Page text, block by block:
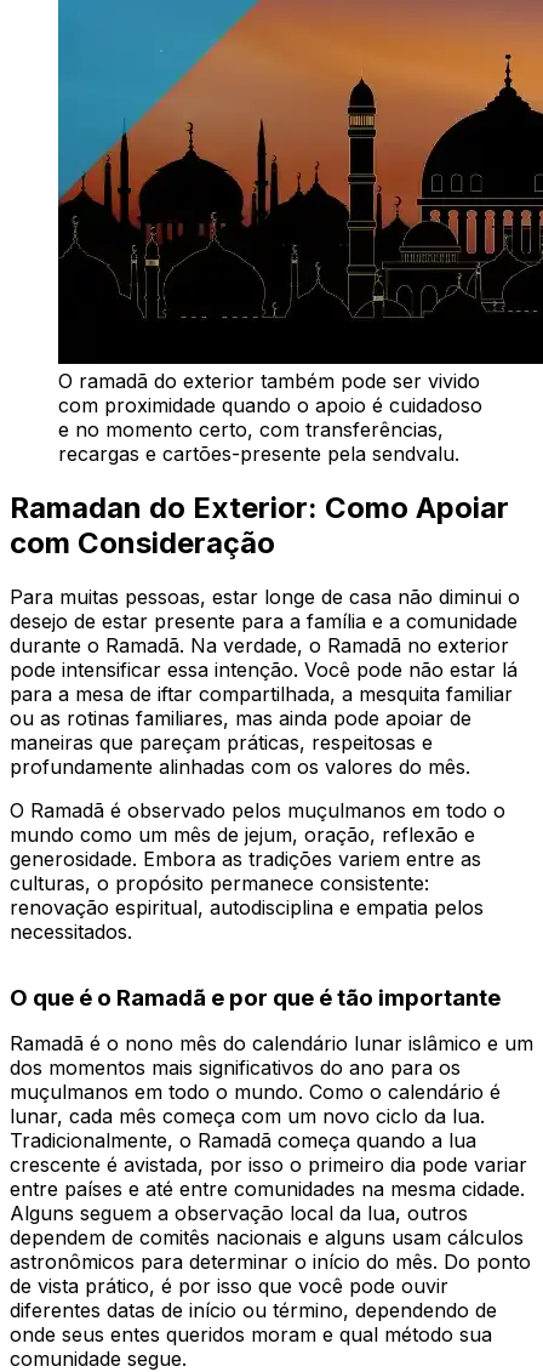
O ramadã do exterior também pode ser vivido
com proximidade quando o apoio é cuidadoso
e no momento certo, com transferências,
recargas e cartões-presente pela sendvalu.
Ramadan do Exterior: Como Apoiar
com Consideração
Para muitas pessoas, estar longe de casa não diminui o
desejo de estar presente para a família e a comunidade
durante o Ramadã. Na verdade, o Ramadã no exterior
pode intensificar essa intenção. Você pode não estar lá
para a mesa de iftar compartilhada, a mesquita familiar
ou as rotinas familiares, mas ainda pode apoiar de
maneiras que pareçam práticas, respeitosas e
profundamente alinhadas com os valores do mês.
O Ramadã é observado pelos muçulmanos em todo o
mundo como um mês de jejum, oração, reflexão e
generosidade. Embora as tradições variem entre as
culturas, o propósito permanece consistente:
renovação espiritual, autodisciplina e empatia pelos
necessitados.
O que é o Ramadã e por que é tão importante
Ramadã é o nono mês do calendário lunar islâmico e um
dos momentos mais significativos do ano para os
muçulmanos em todo o mundo. Como o calendário é
lunar, cada mês começa com um novo ciclo da lua.
Tradicionalmente, o Ramadã começa quando a lua
crescente é avistada, por isso o primeiro dia pode variar
entre países e até entre comunidades na mesma cidade.
Alguns seguem a observação local da lua, outros
dependem de comitês nacionais e alguns usam cálculos
astronômicos para determinar o início do mês. Do ponto
de vista prático, é por isso que você pode ouvir
diferentes datas de início ou término, dependendo de
onde seus entes queridos moram e qual método sua
comunidade segue.